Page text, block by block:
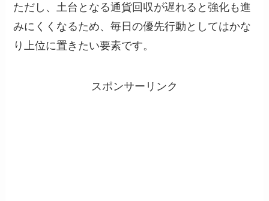
ただし、土台となる通貨回収が遅れると強化も進
みにくくなるため、毎日の優先行動としてはかな
り上位に置きたい要素です。
スポンサーリンク